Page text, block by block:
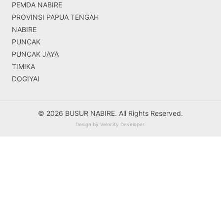
PEMDA NABIRE
PROVINSI PAPUA TENGAH
NABIRE
PUNCAK
PUNCAK JAYA
TIMIKA
DOGIYAI
© 2026 BUSUR NABIRE. All Rights Reserved.
Design by Velocity Developer